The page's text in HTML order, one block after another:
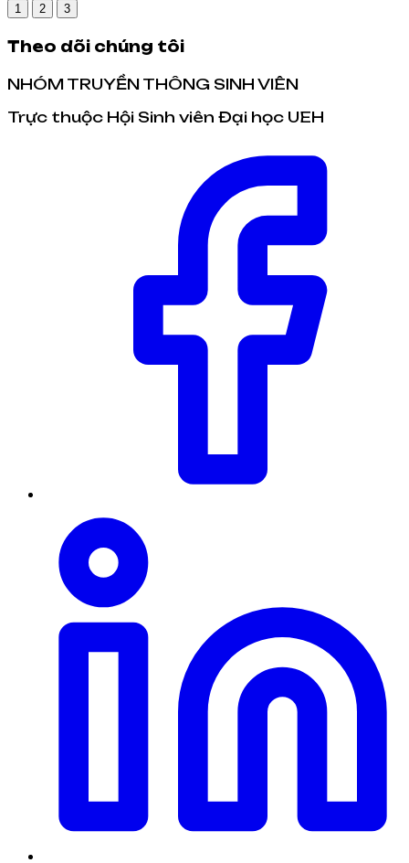
1 2 3
Theo dõi chúng tôi
NHÓM TRUYỀN THÔNG SINH VIÊN
Trực thuộc Hội Sinh viên Đại học UEH